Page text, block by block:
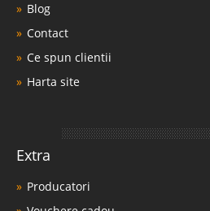
Blog
Contact
Ce spun clientii
Harta site
Extra
Producatori